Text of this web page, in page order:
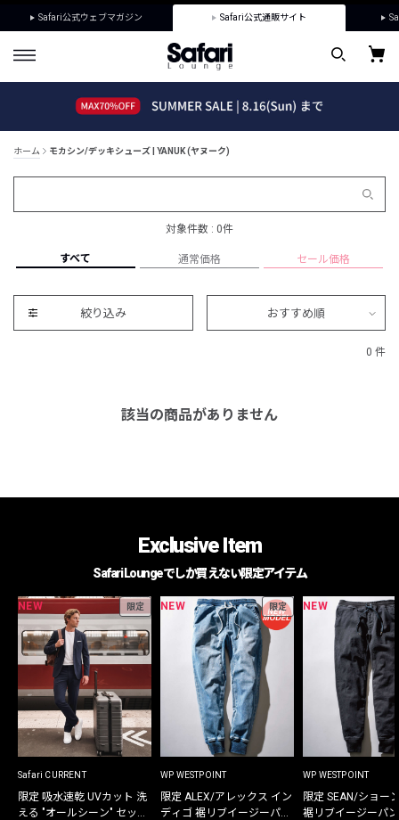
Safari公式ウェブマガジン Safari公式通販サイト
ホーム モカシン/デッキシューズ | YANUK (ヤヌーク)
対象件数 : 0件
すべて 通常価格 セール価格
絞り込み おすすめ順
0 件
該当の商品がありません
Exclusive Item
Safari Loungeでしか買えない限定アイテム
NEW 限定
Safari CURRENT
限定 吸水速乾 UVカット 洗
える "オールシーン" セット
NEW 限定
WP WESTPOINT
限定 ALEX/アレックス イン
ディゴ 裾リブイージーパン
NEW
WP WESTPOINT
限定 SEAN/ショー
裾リブイージーパ